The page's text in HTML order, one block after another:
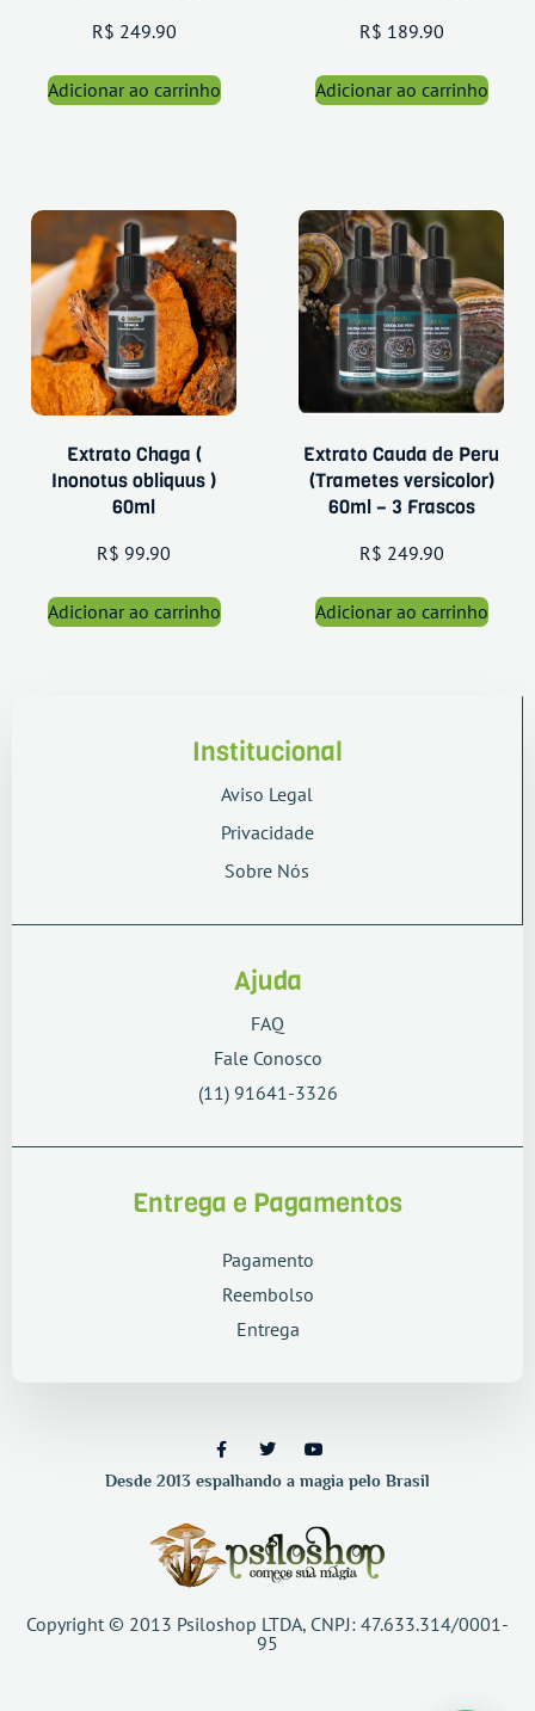
R$ 249.90
Adicionar ao carrinho
R$ 189.90
Adicionar ao carrinho
Extrato Chaga (
Inonotus obliquus )
60ml
R$ 99.90
Adicionar ao carrinho
Extrato Cauda de Peru
(Trametes versicolor)
60ml – 3 Frascos
R$ 249.90
Adicionar ao carrinho
Institucional
Aviso Legal
Privacidade
Sobre Nós
Ajuda
FAQ
Fale Conosco
(11) 91641-3326
Entrega e Pagamentos
Pagamento
Reembolso
Entrega
Desde 2013 espalhando a magia pelo Brasil
Copyright © 2013 Psiloshop LTDA, CNPJ: 47.633.314/0001-
95